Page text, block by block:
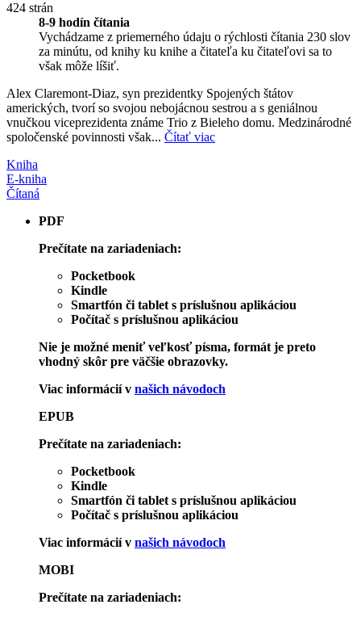
424 strán
8-9 hodín čítania
Vychádzame z priemerného údaju o rýchlosti čítania 230 slov
za minútu, od knihy ku knihe a čitateľa ku čitateľovi sa to
však môže líšiť.
Alex Claremont-Diaz, syn prezidentky Spojených štátov
amerických, tvorí so svojou nebojácnou sestrou a s geniálnou
vnučkou viceprezidenta známe Trio z Bieleho domu. Medzinárodné
spoločenské povinnosti však... Čítať viac
Kniha
E-kniha
Čítaná
PDF
Prečítate na zariadeniach:
Pocketbook
Kindle
Smartfón či tablet s príslušnou aplikáciou
Počítač s príslušnou aplikáciou
Nie je možné meniť veľkosť písma, formát je preto
vhodný skôr pre väčšie obrazovky.
Viac informácií v našich návodoch
EPUB
Prečítate na zariadeniach:
Pocketbook
Kindle
Smartfón či tablet s príslušnou aplikáciou
Počítač s príslušnou aplikáciou
Viac informácií v našich návodoch
MOBI
Prečítate na zariadeniach: